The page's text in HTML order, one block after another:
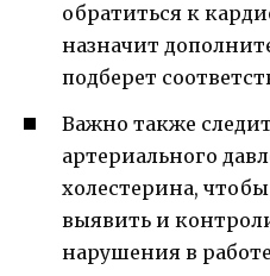
обратиться к
назначит
подберет
Важно также
артериального
холестерина,
выявить и
нарушения в